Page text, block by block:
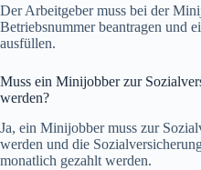
Der Arbeitgeber muss bei der
Betriebsnummer beantragen und
ausfüllen.
Muss ein Minijobber zur
werden?
Ja, ein Minijobber muss zur
werden und die
monatlich gezahlt werden.